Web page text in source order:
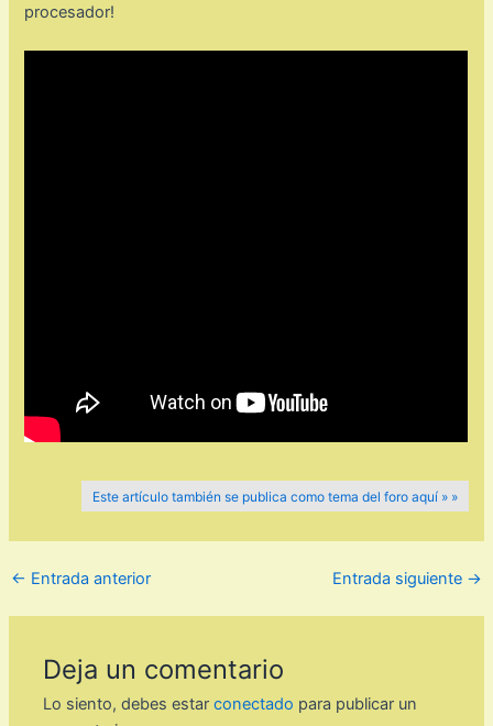
procesador!
Este artículo también se publica como tema del foro aquí » »
← Entrada anterior Entrada siguiente →
Deja un comentario
Lo siento, debes estarconectado para publicar un